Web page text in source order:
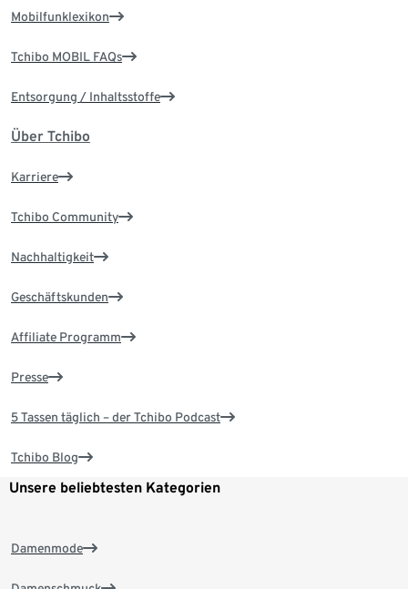
Mobilfunklexikon
Tchibo MOBIL FAQs
Entsorgung / Inhaltsstoffe
Über Tchibo
Karriere
Tchibo Community
Nachhaltigkeit
Geschäftskunden
Affiliate Programm
Presse
5 Tassen täglich – der Tchibo Podcast
Tchibo Blog
Unsere beliebtesten Kategorien
Damenmode